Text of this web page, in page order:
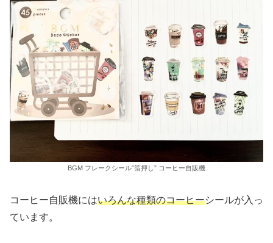
BGM フレークシール”箔押し” コーヒー自販機
コーヒー自販機にはいろんな種類のコーヒーシールが入っ
ています。